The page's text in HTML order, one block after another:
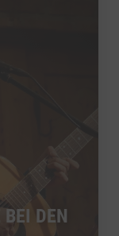
DEN